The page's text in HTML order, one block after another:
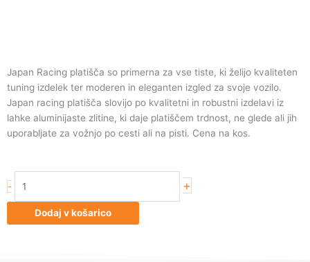
Japan Racing platišča so primerna za vse tiste, ki želijo kvaliteten
tuning izdelek ter moderen in eleganten izgled za svoje vozilo.
Japan racing platišča slovijo po kvalitetni in robustni izdelavi iz
lahke aluminijaste zlitine, ki daje platiščem trdnost, ne glede ali jih
uporabljate za vožnjo po cesti ali na pisti. Cena na kos.
-
Racing
17x9,5
+
Dodaj v košarico